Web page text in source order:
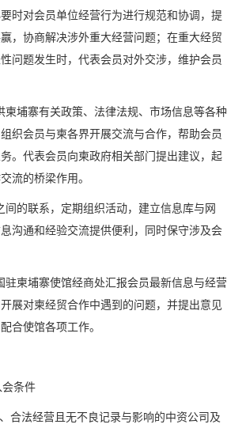
时对会员单位经营行为进行规范和协调，提
，协商解决涉外重大经营问题；在重大经贸
问题发生时，代表会员对外交涉，维护会员
埔寨有关政策、法律法规、市场信息等各种
织会员与柬各界开展交流与合作，帮助会员
。代表会员向柬政府相关部门提出建议，起
流的桥梁作用。
的联系，定期组织活动，建立信息库与网
沟通和经验交流提供便利，同时保守涉及会
柬埔寨使馆经商处汇报会员最新信息与经营
展对柬经贸合作中遇到的问题，并提出意见
合使馆各项工作。
条件
合法经营且无不良记录与影响的中资公司及